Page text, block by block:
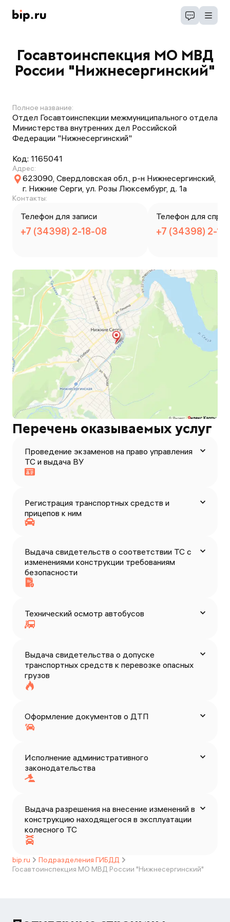
Госавтоинспекция МО МВД
России "Нижнесергинский"
Полное название:
Отдел Госавтоинспекции межмуниципального отдела
Министерства внутренних дел Российской
Федерации "Нижнесергинский"
Код: 1165041
Адрес:
623090, Свердловская обл., р-н Нижнесергинский,
г. Нижние Серги, ул. Розы Люксембург, д. 1а
Контакты:
Телефон для записи
+7 (34398) 2-18-08
Телефон для
+7 (34398) 2-
Перечень оказываемых услуг
Проведение экзаменов на право управления
ТС и выдача ВУ
Регистрация транспортных средств и
прицепов к ним
Выдача свидетельств о соответствии ТС с
изменениями конструкции требованиям
безопасности
Технический осмотр автобусов
Выдача свидетельства о допуске
транспортных средств к перевозке опасных
грузов
Оформление документов о ДТП
Исполнение административного
законодательства
Выдача разрешения на внесение изменений в
конструкцию находящегося в эксплуатации
колесного ТС
bip.ru
Подразделения ГИБДД
Госавтоинспекция МО МВД России "Нижнесергинский"